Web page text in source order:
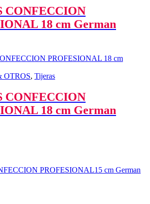
CONFECCION
18 cm German
OTROS, Tijeras
CONFECCION
18 cm German
PROFESIONAL15 cm German